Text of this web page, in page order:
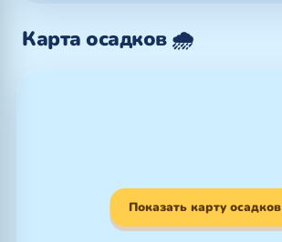
Карта осадков 🌧️
Показать карту осадков